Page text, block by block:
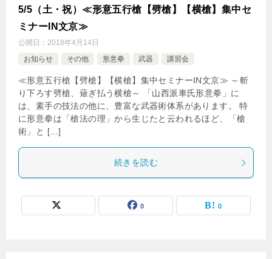
5/5（土・祝）≪形意五行槍【劈槍】【横槍】集中セ
ミナーIN文京≫
公開日： 2018年4月14日
お知らせ
その他 形意拳 武器 講習会
≪形意五行槍【劈槍】【横槍】集中セミナーIN文京≫ ～斬
り下ろす劈槍、薙ぎ払う横槍～ 「山西派車氏形意拳」に
は、素手の技法の他に、豊富な武器術体系があります。 特
に形意拳は「槍法の理」から生じたと云われるほど、「槍
術」と […]
続きを読む
0 0